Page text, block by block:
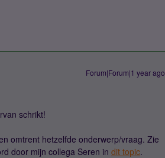
Forum|Forum|1 year ago
schrikt!
omtrent hetzelfde onderwerp/vraag. Zie
door mijn collega Seren in dit topic.